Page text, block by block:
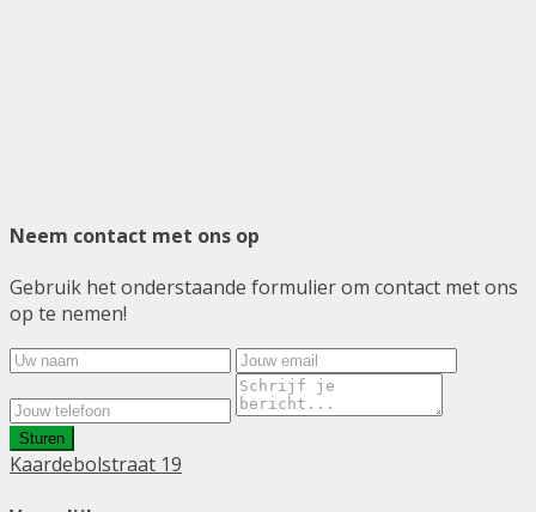
Neem contact met ons op
Gebruik het onderstaande formulier om contact met ons
op te nemen!
Sturen
Kaardebolstraat 19